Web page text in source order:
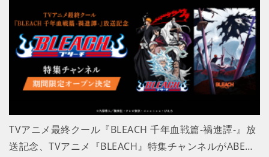
TVアニメ最終クール『BLEACH 千年血戦篇-禍進譚-』放
送記念、TVアニメ『BLEACH』特集チャンネルがABE…